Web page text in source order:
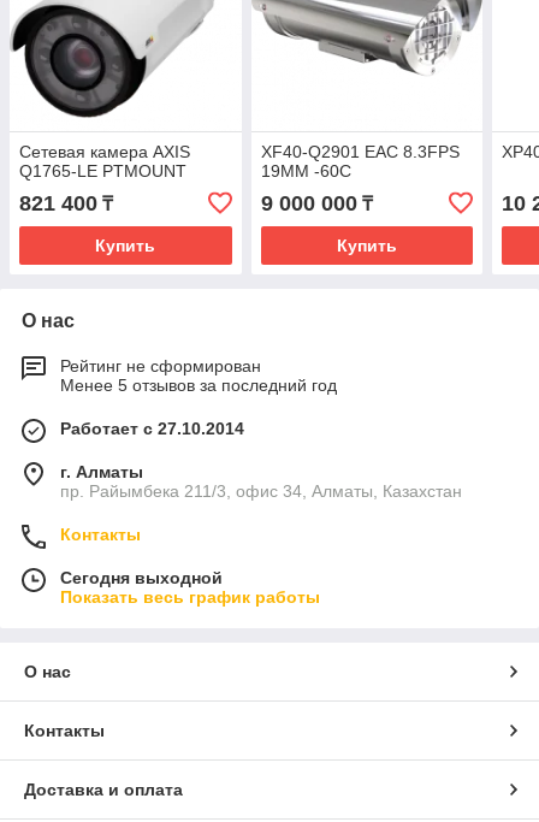
Сетевая камера AXIS
Q1765-LE PTMOUNT
821 400 ₸
Купить
XF40-Q2901 EAC 8.3FPS
19MM -60C
9 000 000₸
Купить
10
О нас
Рейтинг не сформирован
Менее 5 отзывов за последний год
Работает с 27.10.2014
г. Алматы
пр. Райымбека 211/3, офис 34, Алматы, Казахстан
Контакты
Сегодня выходной
Показать весь график работы
О нас
Контакты
Доставка и оплата